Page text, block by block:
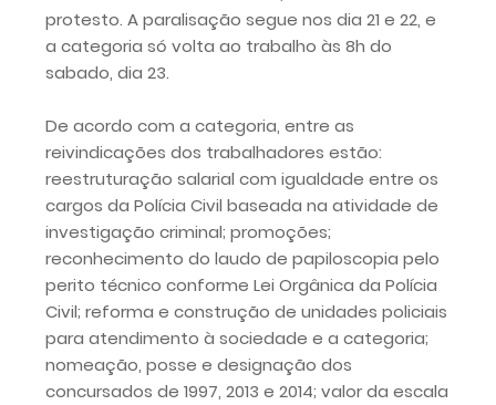
protesto. A paralisação segue nos dia 21 e 22, e
a categoria só volta ao trabalho às 8h do
sabado, dia 23.
De acordo com a categoria, entre as
reivindicações dos trabalhadores estão:
reestruturação salarial com igualdade entre os
cargos da Polícia Civil baseada na atividade de
investigação criminal; promoções;
reconhecimento do laudo de papiloscopia pelo
perito técnico conforme Lei Orgânica da Polícia
Civil; reforma e construção de unidades policiais
para atendimento à sociedade e a categoria;
nomeação, posse e designação dos
concursados de 1997, 2013 e 2014; valor da escala